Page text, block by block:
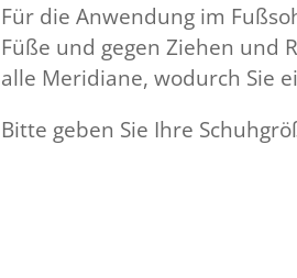
Für die Anwendung im
Füße und gegen Ziehen und
alle Meridiane, wodurch Sie
Bitte geben Sie Ihre